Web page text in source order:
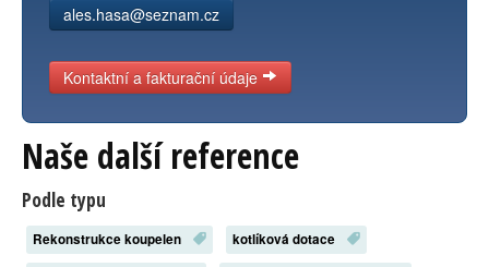
ales.hasa@seznam.cz
Kontaktní a fakturační údaje
Naše další reference
Podle typu
Rekonstrukce koupelen
kotlíková dotace